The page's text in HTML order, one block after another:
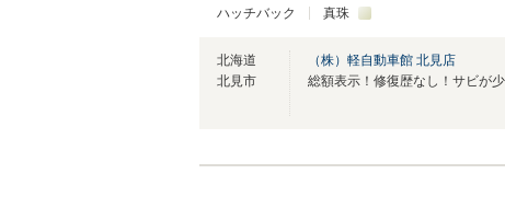
ハッチバック 真珠
北海道
北見市
（株）軽自動車館 北見店